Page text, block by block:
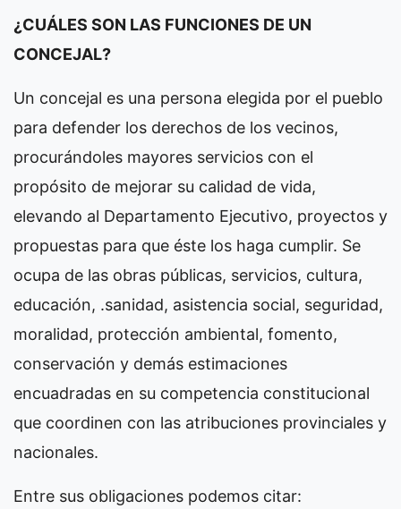
¿CUÁLES SON LAS FUNCIONES DE UN
CONCEJAL?
Un concejal es una persona elegida por el pueblo
para defender los derechos de los vecinos,
procurándoles mayores servicios con el
propósito de mejorar su calidad de vida,
elevando al Departamento Ejecutivo, proyectos y
propuestas para que éste los haga cumplir. Se
ocupa de las obras públicas, servicios, cultura,
educación, .sanidad, asistencia social, seguridad,
moralidad, protección ambiental, fomento,
conservación y demás estimaciones
encuadradas en su competencia constitucional
que coordinen con las atribuciones provinciales y
nacionales.
Entre sus obligaciones podemos citar: